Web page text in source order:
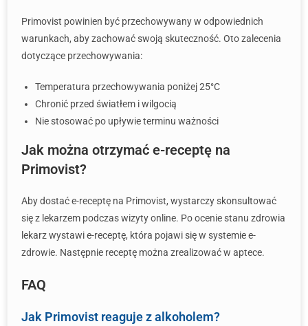
Primovist powinien być przechowywany w odpowiednich
warunkach, aby zachować swoją skuteczność. Oto zalecenia
dotyczące przechowywania:
Temperatura przechowywania poniżej 25°C
Chronić przed światłem i wilgocią
Nie stosować po upływie terminu ważności
Jak można otrzymać e-receptę na
Primovist?
Aby dostać e-receptę na Primovist, wystarczy skonsultować
się z lekarzem podczas wizyty online. Po ocenie stanu zdrowia
lekarz wystawi e-receptę, która pojawi się w systemie e-
zdrowie. Następnie receptę można zrealizować w aptece.
FAQ
Jak Primovist reaguje z alkoholem?